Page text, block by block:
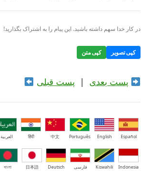
در کار خدا سهم داشته باشید. این پیام را به اشتراک بگذارید!
کپی تصویر کپی متن
پست بعدی | پست قبلی
Español
English
Português
中文
हिंदी العربية
Indonesia
Kiswahili فارسی Deutsch
日本語
বাংলা